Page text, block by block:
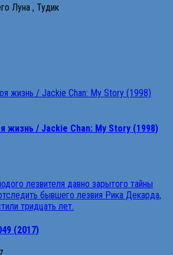
Луна , Тудик
жизнь / Jackie Chan: My Story (1998)
(2017)